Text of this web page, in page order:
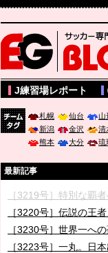
サッカー専門新聞
J練習場レポート
札幌 仙台 山
新潟
金沢 清
熊本
大分 琉
最新記事
［3219号］特別な覇
［3220号］伝説の王
［3230号］世界一へ
［3223号］一丸。日